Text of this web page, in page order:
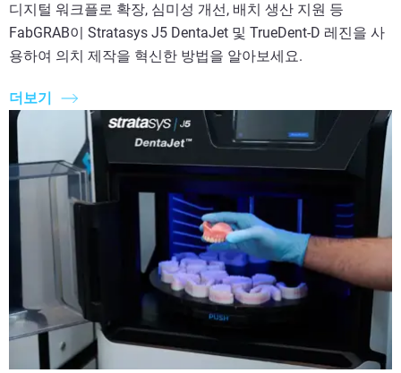
디지털 워크플로 확장, 심미성 개선, 배치 생산 지원 등
FabGRAB이 Stratasys J5 DentaJet 및 TrueDent-D 레진을 사
용하여 의치 제작을 혁신한 방법을 알아보세요.
더보기